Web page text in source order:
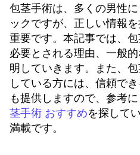
包茎手術は、多くの男性
ックですが、正しい情報
重要です。本記事では、
必要とされる理由、一般
明していきます。また、
している方には、信頼で
も提供しますので、参考に
茎手術 おすすめを探して
満載です。